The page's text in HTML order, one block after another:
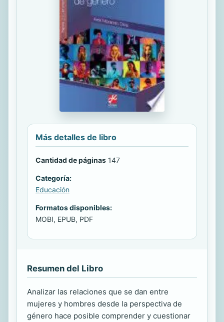
Más detalles de libro
Cantidad de páginas 147
Categoría:
Educación
Formatos disponibles:
MOBI, EPUB, PDF
Resumen del Libro
Analizar las relaciones que se dan entre
mujeres y hombres desde la perspectiva de
género hace posible comprender y cuestionar